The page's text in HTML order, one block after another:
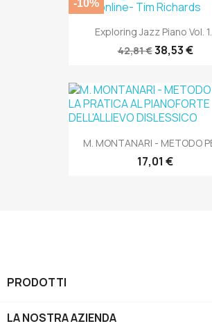
Exploring Jazz Piano Vol.
42,81 €38,53 €
-10%
M. MONTANARI - METODO
17,01 €
PRODOTTI
LA NOSTRA AZIENDA